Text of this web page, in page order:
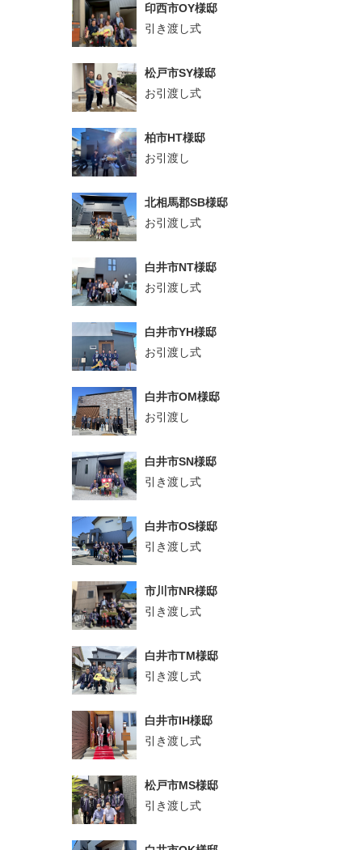
印西市OY様邸
引き渡し式
松戸市SY様邸
お引渡し式
柏市HT様邸
お引渡し
北相馬郡SB様邸
お引渡し式
白井市NT様邸
お引渡し式
白井市YH様邸
お引渡し式
白井市OM様邸
お引渡し
白井市SN様邸
引き渡し式
白井市OS様邸
引き渡し式
市川市NR様邸
引き渡し式
白井市TM様邸
引き渡し式
白井市IH様邸
引き渡し式
松戸市MS様邸
引き渡し式